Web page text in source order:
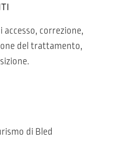
correzione,
del trattamento,
di Bled